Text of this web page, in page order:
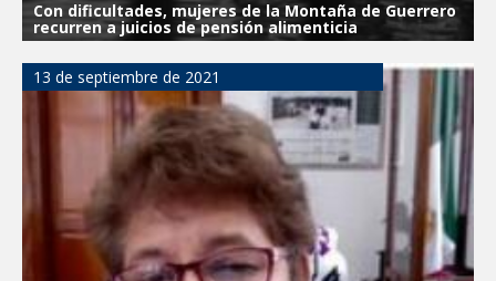
Con dificultades, mujeres de la Montaña de Guerrero
recurren a juicios de pensión alimenticia
13 de septiembre de 2021